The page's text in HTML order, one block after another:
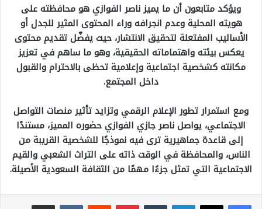
ويؤكد متابعون أن ما يميز ناصر الفوازي هو محافظته على
هويته المحلية وعدم انجرافه وراء المحتوى المثير للجدل أو
الأساليب المفتعلة لتحقيق الانتشار، حيث يفضّل تقديم محتوى
يعكس بيئته واهتماماته الحقيقية، وهو ما ساهم في تعزيز
مكانته كشخصية اجتماعية وإعلامية تحظى بالاحترام والقبول
داخل المجتمع.
ومع استمرار تطور الإعلام الرقمي وتزايد تأثير منصات التواصل
الاجتماعي، يواصل ناصر جازي الفوازي حضوره المميز، مستندًا
إلى قاعدة جماهيرية ترى فيه نموذجًا للشخصية القريبة من
الناس، والمحافظة في الوقت ذاته على التراث الشعبي والقيم
الاجتماعية التي تمثل جزءًا مهمًا من الثقافة السعودية الأصيلة.
لينكدإن بينتيريست
مشاركة عبر البريد